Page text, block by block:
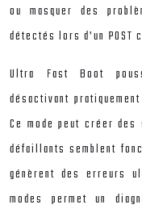
ou masquer des
détectés lors d’un POST
Ultra Fast Boot
désactivant
Ce mode peut créer
défaillants semblent
génèrent des erreurs
modes permet un